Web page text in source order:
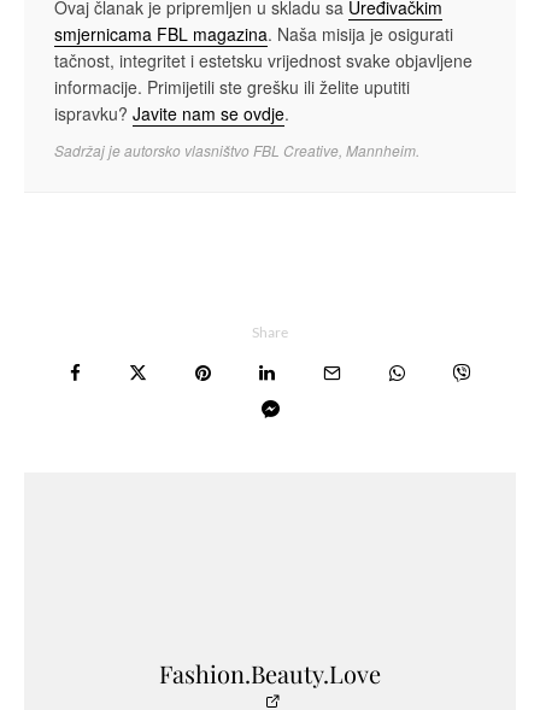
Ovaj članak je pripremljen u skladu sa Uređivačkim
smjernicama FBL magazina. Naša misija je osigurati
tačnost, integritet i estetsku vrijednost svake objavljene
informacije. Primijetili ste grešku ili želite uputiti
ispravku? Javite nam se ovdje.
Sadržaj je autorsko vlasništvo FBL Creative, Mannheim.
Share
Fashion.Beauty.Love